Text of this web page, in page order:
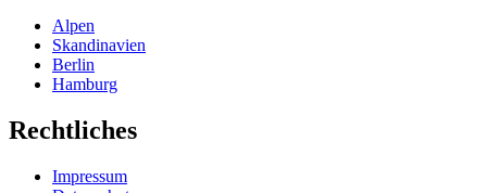
Alpen
Skandinavien
Berlin
Hamburg
Rechtliches
Impressum